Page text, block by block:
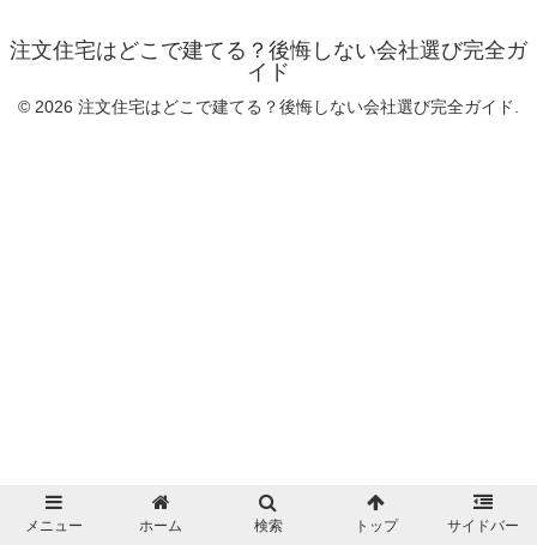
注文住宅はどこで建てる？後悔しない会社選び完全ガ
イド
© 2026 注文住宅はどこで建てる？後悔しない会社選び完全ガイド.
メニュー ホーム 検索 トップ サイドバー